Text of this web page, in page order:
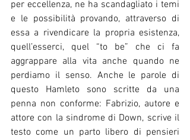
per eccellenza, ne ha scandagliato i temi
e le possibilità provando, attraverso di
essa a rivendicare la propria esistenza,
quell’esserci, quel “to be” che ci fa
aggrappare alla vita anche quando ne
perdiamo il senso. Anche le parole di
questo Hamleto sono scritte da una
penna non conforme: Fabrizio, autore e
attore con la sindrome di Down, scrive il
testo come un parto libero di pensieri